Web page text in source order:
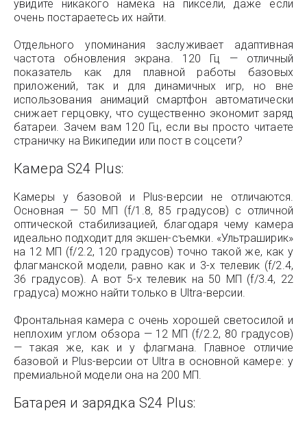
увидите никакого намека на пиксели, даже если
очень постараетесь их найти.
Отдельного упоминания заслуживает адаптивная
частота обновления экрана. 120 Гц — отличный
показатель как для плавной работы базовых
приложений, так и для динамичных игр, но вне
использования анимаций смартфон автоматически
снижает герцовку, что существенно экономит заряд
батареи. Зачем вам 120 Гц, если вы просто читаете
страничку на Википедии или пост в соцсети?
Камера S24 Plus:
Камеры у базовой и Plus-версии не отличаются.
Основная — 50 МП (f/1.8, 85 градусов) с отличной
оптической стабилизацией, благодаря чему камера
идеально подходит для экшен-съемки. «Ультраширик»
на 12 МП (f/2.2, 120 градусов) точно такой же, как у
флагманской модели, равно как и 3-х телевик (f/2.4,
36 градусов). А вот 5-х телевик на 50 МП (f/3.4, 22
градуса) можно найти только в Ultra-версии.
Фронтальная камера с очень хорошей светосилой и
неплохим углом обзора — 12 МП (f/2.2, 80 градусов)
— такая же, как и у флагмана. Главное отличие
базовой и Plus-версии от Ultra в основной камере: у
премиальной модели она на 200 МП.
Батарея и зарядка S24 Plus: